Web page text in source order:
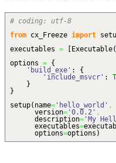
# coding: utf-8
from cx_Freeze import
executables = Executable(
options = {
'build_exe' : {
'include_msvcr' :
}
}
setup( name= 'hello_world' ,
version= '0.0.2' ,
description= 'My
executables=
options=options )